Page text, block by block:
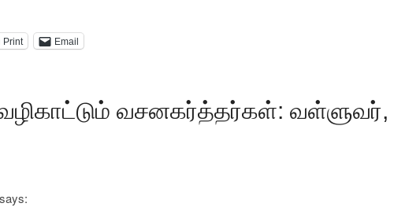
Print Email
வசனகர்த்தர்கள்: வள்ளுவர்,
says: